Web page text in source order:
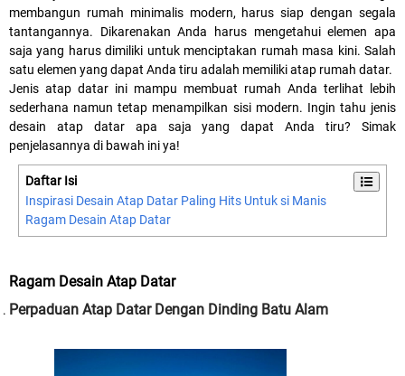
membangun rumah minimalis modern, harus siap dengan segala
tantangannya. Dikarenakan Anda harus mengetahui elemen apa
saja yang harus dimiliki untuk menciptakan rumah masa kini. Salah
satu elemen yang dapat Anda tiru adalah memiliki atap rumah datar.
Jenis atap datar ini mampu membuat rumah Anda terlihat lebih
sederhana namun tetap menampilkan sisi modern. Ingin tahu jenis
desain atap datar apa saja yang dapat Anda tiru? Simak
penjelasannya di bawah ini ya!
Daftar Isi
Inspirasi Desain Atap Datar Paling Hits Untuk si Manis
Ragam Desain Atap Datar
Ragam Desain Atap Datar
Perpaduan Atap Datar Dengan Dinding Batu Alam